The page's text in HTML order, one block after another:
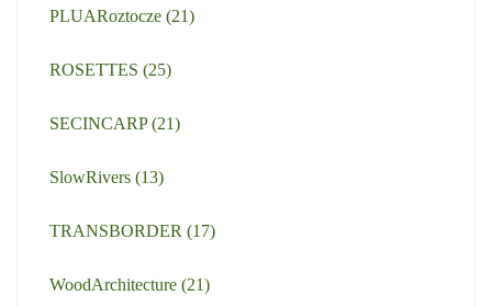
PLUARoztocze (21)
ROSETTES (25)
SECINCARP(21)
SlowRivers (13)
TRANSBORDER (17)
WoodArchitecture (21)